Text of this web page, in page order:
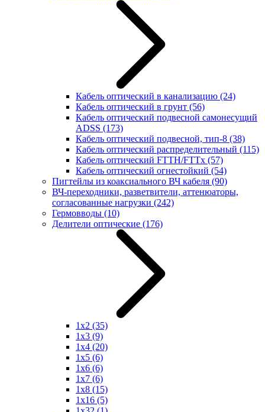
Кабель оптический в канализацию (24)
Кабель оптический в грунт (56)
Кабель оптический подвесной самонесущий
ADSS (173)
Кабель оптический подвесной, тип-8 (38)
Кабель оптический распределительный (115)
Кабель оптический FTTH/FTTx (57)
Кабель оптический огнестойкий (54)
Пигтейлы из коаксиального ВЧ кабеля (90)
ВЧ-переходники, разветвители, аттенюаторы,
согласованные нагрузки (242)
Гермовводы (10)
Делители оптические (176)
1x2 (35)
1x3 (9)
1x4 (20)
1x5 (6)
1x6 (6)
1x7 (6)
1x8 (15)
1x16 (5)